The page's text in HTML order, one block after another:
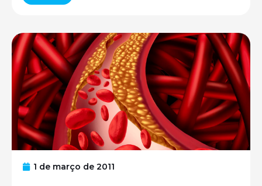
1 de março de 2011